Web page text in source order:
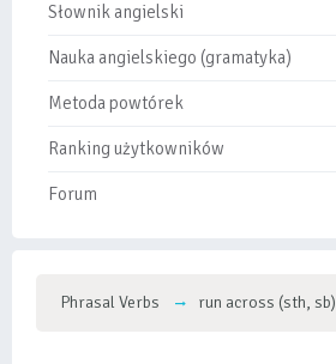
Słownik angielski
Nauka angielskiego (gramatyka)
Metoda powtórek
Ranking użytkowników
Forum
Phrasal Verbs run across (sth, sb)